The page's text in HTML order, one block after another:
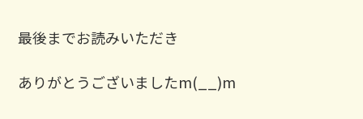
最後までお読みいただき
ありがとうございましたm(__)m